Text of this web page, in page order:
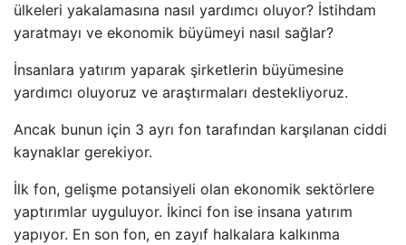
ülkeleri yakalamasına nasıl yardımcı oluyor? İstihdam
yaratmayı ve ekonomik büyümeyi nasıl sağlar?
İnsanlara yatırım yaparak şirketlerin büyümesine
yardımcı oluyoruz ve araştırmaları destekliyoruz.
Ancak bunun için 3 ayrı fon tarafından karşılanan ciddi
kaynaklar gerekiyor.
İlk fon, gelişme potansiyeli olan ekonomik sektörlere
yaptırımlar uyguluyor. İkinci fon ise insana yatırım
yapıyor. En son fon, en zayıf halkalara kalkınma